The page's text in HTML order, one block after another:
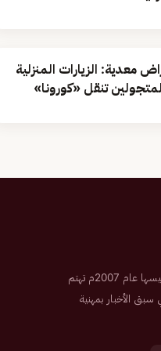
معدية: الزيارات المنزلية
تنقل «كورونا»
صحيفة إلكترونية سعودية تم تأسيسها عام 2007م تهتم
سبق الأخبار بمهنية